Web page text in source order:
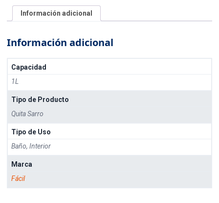
Información adicional
Información adicional
Capacidad
1L
Tipo de Producto
Quita Sarro
Tipo de Uso
Baño, Interior
Marca
Fácil